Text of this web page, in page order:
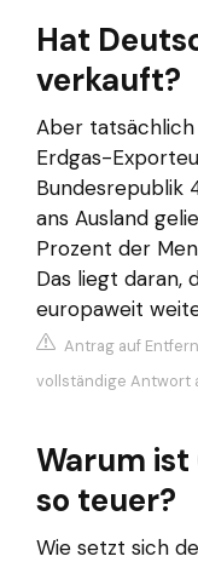
Hat
verkauft?
Aber
Erdgas-
Bundesrepublik
ans Ausland
Prozent der
Das liegt daran,
europaweit
Antrag auf
vollständige Antwort
Warum ist
so teuer?
Wie setzt sich